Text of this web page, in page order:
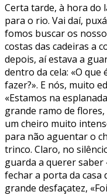
Certa tarde, à hora do
para o rio. Vai daí,
fomos buscar os
costas das cadeiras a
depois, aí estava a
dentro da cela: «O que
fazer?». E nós, muito
«Estamos na
grande ramo de
um cheiro muito
para não aguentar o
trinco. Claro, no
guarda a querer saber
fechar a porta da casa
grande desfaçatez,